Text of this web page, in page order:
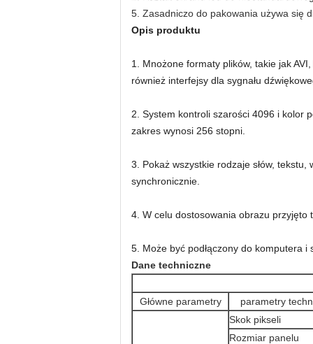
5. Zasadniczo do pakowania używa się
Opis produktu
1. Mnożone formaty plików, takie jak
również interfejsy dla sygnału
2. System kontroli szarości 4096 i kolor
zakres wynosi 256 stopni.
3. Pokaż wszystkie rodzaje słów,
synchronicznie.
4. W celu dostosowania obrazu przyjęto
5. Może być podłączony do komputera i
Dane techniczne
Główne parametry
parametry
Skok pikseli
Rozmiar panelu